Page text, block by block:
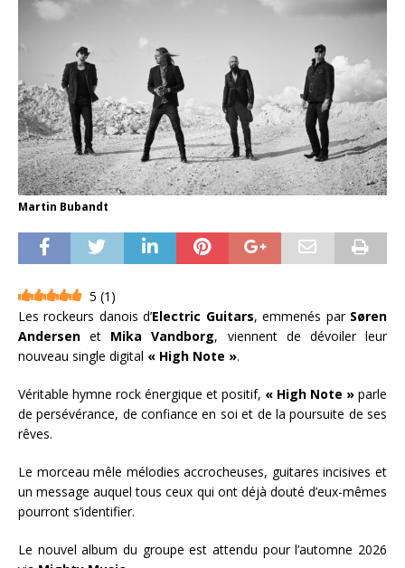
Martin Bubandt
5 (1 )
Les rockeurs danois d’Electric Guitars, emmenés par Søren
Andersen et Mika Vandborg, viennent de dévoiler leur
nouveau single digital « High Note ».
Véritable hymne rock énergique et positif, « High Note » parle
de persévérance, de confiance en soi et de la poursuite de ses
rêves.
Le morceau mêle mélodies accrocheuses, guitares incisives et
un message auquel tous ceux qui ont déjà douté d’eux-mêmes
pourront s’identifier.
Le nouvel album du groupe est attendu pour l’automne 2026